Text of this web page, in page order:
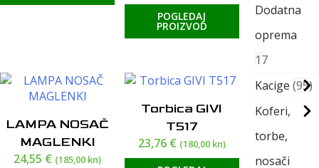
POGLEDAJ
PROIZVOD
LAMPA NOSAČ
MAGLENKI
24,55 € (185,00 kn)
Torbica GIVI
T517
23,76 € (180,00 kn)
Dodatna
oprema
17
Kacige 95
Koferi,
torbe,
nosači